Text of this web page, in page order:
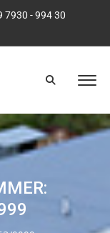
7930 - 994 30